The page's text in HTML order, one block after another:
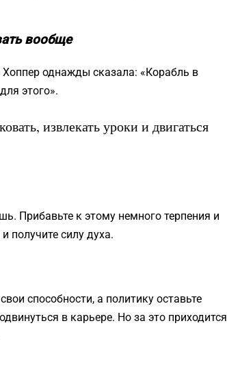
вообще
однажды сказала: «Корабль в
этого».
извлекать уроки и двигаться
Прибавьте к этому немного терпения и
получите силу духа.
способности, а политику оставьте
в карьере. Но за это приходится